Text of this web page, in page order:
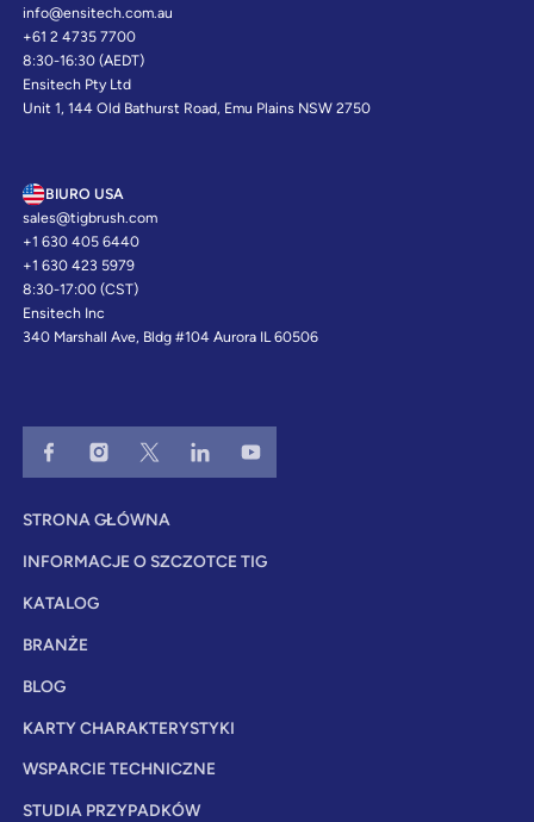
info@ensitech.com.au
+61 2 4735 7700
8:30-16:30 (AEDT)
Ensitech Pty Ltd
Unit 1, 144 Old Bathurst Road, Emu Plains NSW 2750
BIURO USA
sales@tigbrush.com
+1 630 405 6440
+1 630 423 5979
8:30-17:00 (CST)
Ensitech Inc
340 Marshall Ave, Bldg #104 Aurora IL 60506
STRONA GŁÓWNA
INFORMACJE O SZCZOTCE TIG
KATALOG
BRANŻE
BLOG
KARTY CHARAKTERYSTYKI
WSPARCIE TECHNICZNE
STUDIA PRZYPADKÓW